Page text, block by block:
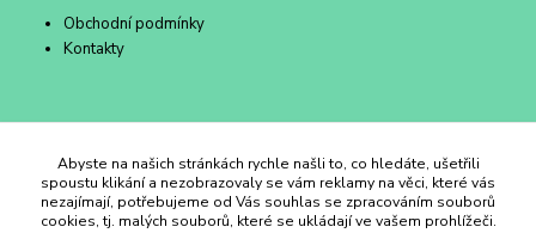
Obchodní podmínky
Kontakty
Duhový Ateliér Kroměříž
+420 734 258 002
Abyste na našich stránkách rychle našli to, co hledáte, ušetřili
spoustu klikání a nezobrazovaly se vám reklamy na věci, které vás
nezajímají, potřebujeme od Vás souhlas se zpracováním souborů
cookies, tj. malých souborů, které se ukládají ve vašem prohlížeči.